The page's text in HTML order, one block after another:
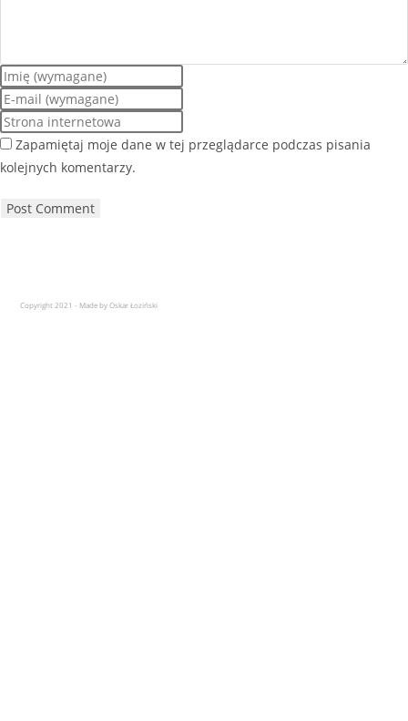
Zapamiętaj moje dane w tej przeglądarce podczas pisania
kolejnych komentarzy.
Copyright 2021 - Made by Oskar Łoziński